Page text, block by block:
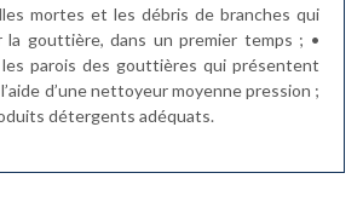
mortes et les débris de branches qui
la gouttière, dans un premier temps ; •
parois des gouttières qui présentent
d’une nettoyeur moyenne pression ;
détergents adéquats.